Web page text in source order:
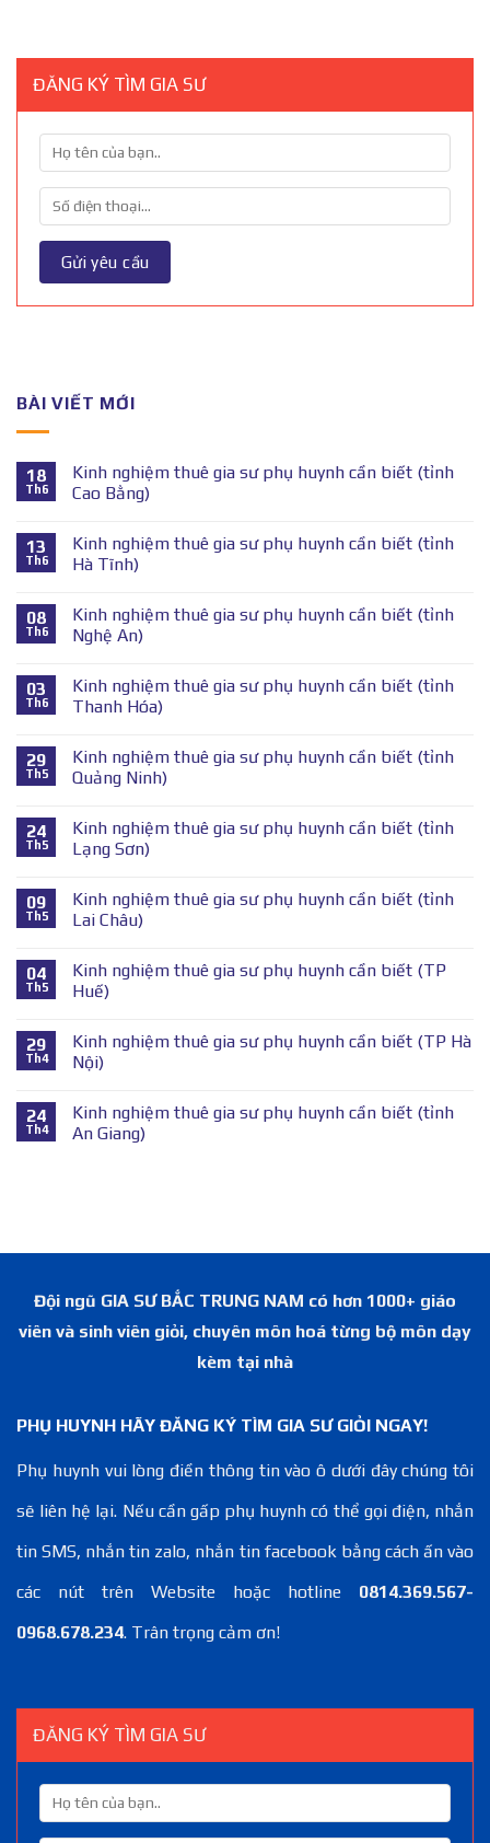
ĐĂNG KÝ TÌM GIA SƯ
BÀI VIẾT MỚI
18
Th6
Kinh nghiệm thuê gia sư phụ huynh cần biết (tỉnh
Cao Bằng)
13
Th6
Kinh nghiệm thuê gia sư phụ huynh cần biết (tỉnh
Hà Tĩnh)
08
Th6
Kinh nghiệm thuê gia sư phụ huynh cần biết (tỉnh
Nghệ An)
03
Th6
Kinh nghiệm thuê gia sư phụ huynh cần biết (tỉnh
Thanh Hóa)
29
Th5
Kinh nghiệm thuê gia sư phụ huynh cần biết (tỉnh
Quảng Ninh)
24
Th5
Kinh nghiệm thuê gia sư phụ huynh cần biết (tỉnh
Lạng Sơn)
09
Th5
Kinh nghiệm thuê gia sư phụ huynh cần biết (tỉnh
Lai Châu)
04
Th5
Kinh nghiệm thuê gia sư phụ huynh cần biết (TP
Huế)
29
Th4
Kinh nghiệm thuê gia sư phụ huynh cần biết (TP Hà
Nội)
24
Th4
Kinh nghiệm thuê gia sư phụ huynh cần biết (tỉnh
An Giang)
Đội ngũ GIA SƯ BẮC TRUNG NAM có hơn 1000+ giáo
viên và sinh viên giỏi, chuyên môn hoá từng bộ môn dạy
kèm tại nhà
PHỤ HUYNH HÃY ĐĂNG KÝ TÌM GIA SƯ GIỎI NGAY!
Phụ huynh vui lòng điền thông tin vào ô dưới đây chúng tôi
sẽ liên hệ lại. Nếu cần gấp phụ huynh có thể gọi điện, nhắn
tin SMS, nhắn tin zalo, nhắn tin facebook bằng cách ấn vào
các nút trên Website hoặc hotline 0814.369.567-
0968.678.234. Trân trọng cảm ơn!
ĐĂNG KÝ TÌM GIA SƯ